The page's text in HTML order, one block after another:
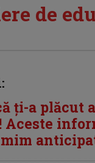
de
ți-a plăcut
Aceste